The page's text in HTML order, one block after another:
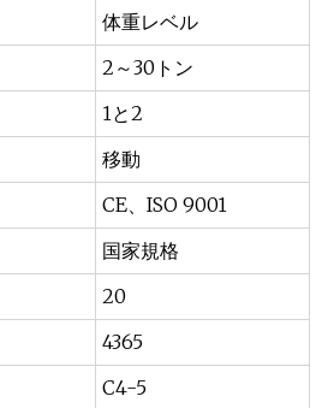
体重レベル
2～30トン
1と2
移動
CE、ISO 9001
国家規格
20
4365
C4-5